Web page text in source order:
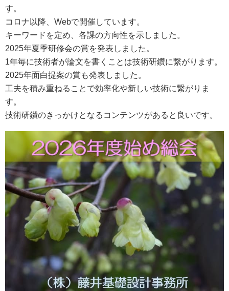
す。
コロナ以降、Webで開催しています。
キーワードを定め、各課の方向性を示しました。
2025年夏季研修会の賞を発表しました。
1年毎に技術者が論文を書くことは技術研鑽に繋がります。
2025年面白提案の賞も発表しました。
工夫を積み重ねることで効率化や新しい技術に繋がりま
す。
技術研鑽のきっかけとなるコンテンツがあると良いです。